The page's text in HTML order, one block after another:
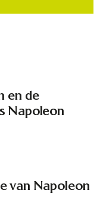
en de
Napoleon
van Napoleon